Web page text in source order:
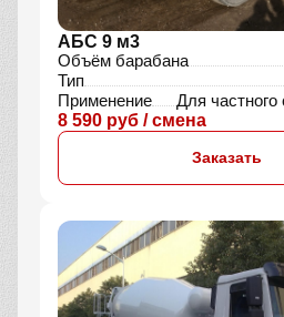
АБС 9 м3
Объём барабана
Тип
Применение
Для частного
8 590 руб / смена
Заказать